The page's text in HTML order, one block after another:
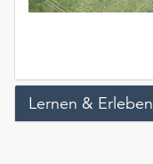
Lernen & Erleben